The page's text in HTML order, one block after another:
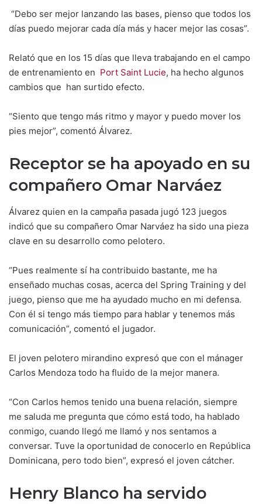
“Debo ser mejor lanzando las bases, pienso que todos los
días puedo mejorar cada día más y hacer mejor las cosas”.
Relató que en los 15 días que lleva trabajando en el campo
de entrenamiento en Port Saint Lucie, ha hecho algunos
cambios que han surtido efecto.
“Siento que tengo más ritmo y mayor y puedo mover los
pies mejor”, comentó Álvarez.
Receptor se ha apoyado en su
compañero Omar Narváez
Álvarez quien en la campaña pasada jugó 123 juegos
indicó que su compañero Omar Narváez ha sido una pieza
clave en su desarrollo como pelotero.
“Pues realmente sí ha contribuido bastante, me ha
enseñado muchas cosas, acerca del Spring Training y del
juego, pienso que me ha ayudado mucho en mi defensa.
Con él si tengo más tiempo para hablar y tenemos más
comunicación”, comentó el jugador.
El joven pelotero mirandino expresó que con el mánager
Carlos Mendoza todo ha fluido de la mejor manera.
“Con Carlos hemos tenido una buena relación, siempre
me saluda me pregunta que cómo está todo, ha hablado
conmigo, cuando llegó me llamó y nos sentamos a
conversar. Tuve la oportunidad de conocerlo en República
Dominicana, pero todo bien”, expresó el joven cátcher.
Henry Blanco ha servido